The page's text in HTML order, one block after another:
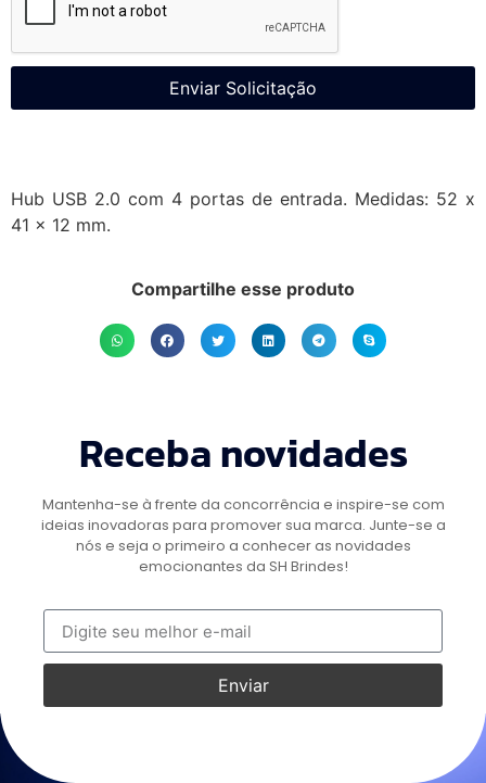
Enviar Solicitação
Hub USB 2.0 com 4 portas de entrada. Medidas: 52 x
41 x 12 mm.
Compartilhe esse produto
Receba novidades
Mantenha-se à frente da concorrência e inspire-se com
ideias inovadoras para promover sua marca. Junte-se a
nós e seja o primeiro a conhecer as novidades
emocionantes da SH Brindes!
Enviar